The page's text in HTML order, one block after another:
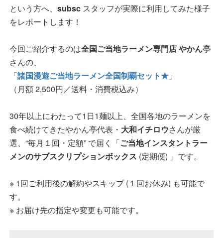
という方へ、 subsc スタッフが実際に利用してみた様子
をレポートします！
今回ご紹介するのは全国ご当地ラーメン専門店 やかん亭
さんの、
「諸国漫遊ご当地ラーメン全国制覇セット★ 」
（月額 2,500円／送料・消費税込み）
30年以上にわたって1日1麺以上、全国各地のラーメンを
食べ続けてきたやかん亭代表・ 大和イチロウさんが厳
選、“毎月１回・定額” で届く「ご当地インスタントラー
メンのサブスクリプションボックス (定期便) 」です。
※ 1回ご利用後の解約やスキップ (１回お休み) も可能で
す。
※ お届け先の指定や変更も可能です。